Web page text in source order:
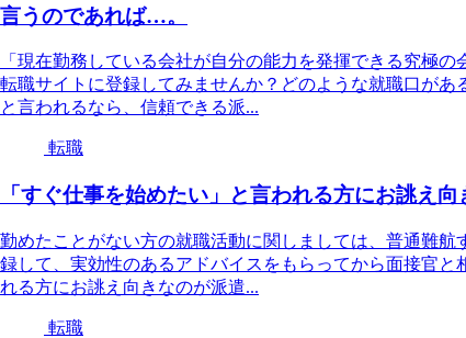
言うのであれば…。
「現在勤務している会社が自分の能力を発揮できる究極
転職サイトに登録してみませんか？どのような就職口が
と言われるなら、信頼できる派...
転職
「すぐ仕事を始めたい」と言われる方にお誂え
勤めたことがない方の就職活動に関しましては、普通難
録して、実効性のあるアドバイスをもらってから面接官
れる方にお誂え向きなのが派遣...
転職